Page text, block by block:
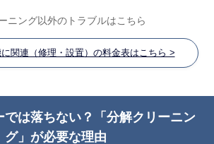
ニング以外のトラブルはこちら
関連（修理・設置）の料金表はこちら >
は落ちない？「分解クリーニン
グ」が必要な理由